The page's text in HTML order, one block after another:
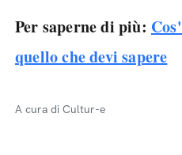
Per saperne di più:
quello che devi sapere
A cura di Cultur-e